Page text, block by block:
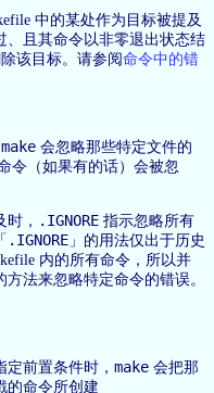
中的某处作为目标被提及
、且其命令以非零退出状态结
该目标。请参阅命令中的错
make 会忽略那些特定文件的
令（如果有的话）会被忽
， .IGNORE 指示忽略所有
.IGNORE 」的用法仅出于历史
内的所有命令，所以并
法来忽略特定命令的错误。
定前置条件时， make 会把那
的命令所创建